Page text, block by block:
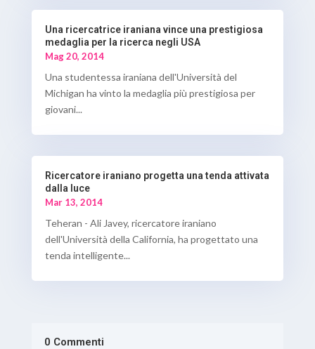
Una ricercatrice iraniana vince una prestigiosa
medaglia per la ricerca negli USA
Mag 20, 2014
Una studentessa iraniana dell'Università del
Michigan ha vinto la medaglia più prestigiosa per
giovani...
Ricercatore iraniano progetta una tenda attivata
dalla luce
Mar 13, 2014
Teheran - Ali Javey, ricercatore iraniano
dell'Università della California, ha progettato una
tenda intelligente...
0 Commenti